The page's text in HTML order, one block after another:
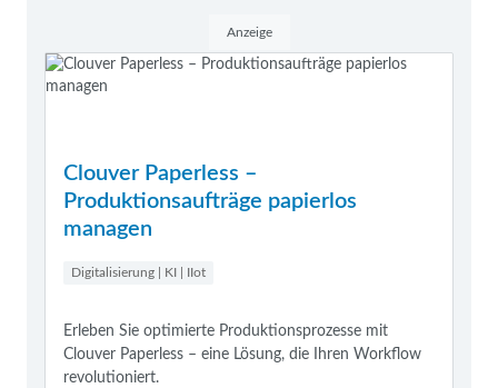
Anzeige
Clouver Paperless –
Produktionsaufträge papierlos
managen
Digitalisierung | KI | IIot
Erleben Sie optimierte Produktionsprozesse mit
Clouver Paperless – eine Lösung, die Ihren Workflow
revolutioniert.